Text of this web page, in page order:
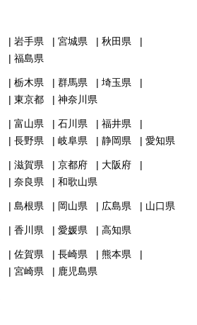
岩手県 宮城県
秋田県
福島県
栃木県 群馬県
埼玉県
東京都 神奈川県
富山県 石川県
福井県
長野県 岐阜県 静岡県 愛知県
滋賀県 京都府
大阪府
奈良県 和歌山県
島根県 岡山県 広島県 山口県
香川県 愛媛県 高知県
佐賀県 長崎県
熊本県
宮崎県 鹿児島県